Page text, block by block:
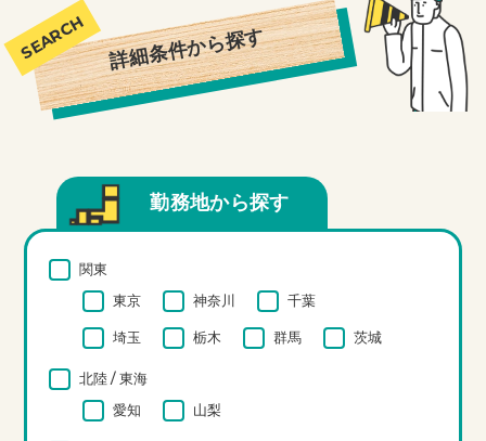
詳細条件から探す
勤務地から探す
関東
東京
神奈川 千葉
埼玉 栃木 群馬 茨城
北陸 / 東海
愛知
山梨